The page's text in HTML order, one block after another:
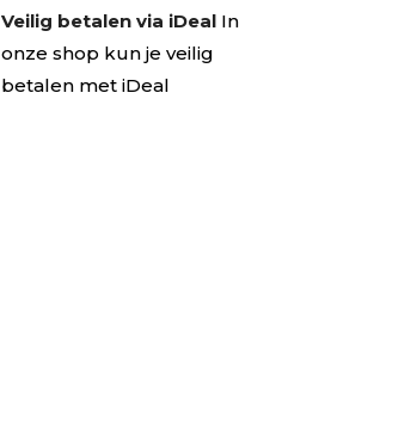
Veilig betalen via iDeal In
onze shop kun je veilig
betalen met iDeal